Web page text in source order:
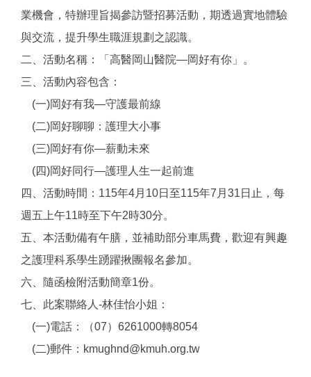
業機會，特辦理旨揭參訪暨招募活動，期透過實地體驗
與交流，提升學生職涯規劃之認識。
二、活動名稱：「高醫岡山醫院—岡好有你」。
三、活動內容包含：
(一)岡好有我—守護最前線
(二)岡好聊聊：護理大小事
(三)岡好有你—薪動未來
(四)岡好同行—護理人生一起前進
四、活動時間：115年4月10日至115年7月31日止，每
週五上午11時至下午2時30分。
五、本活動備有午膳，並補助部分車馬費，歡迎有興趣
之護理科系學生踴躍揪團報名參加。
六、隨函檢附活動簡章1份。
七、此案聯絡人-林佳怡小姐：
(一)電話：（07）6261000轉8054
(二)郵件：kmughnd@kmuh.org.tw